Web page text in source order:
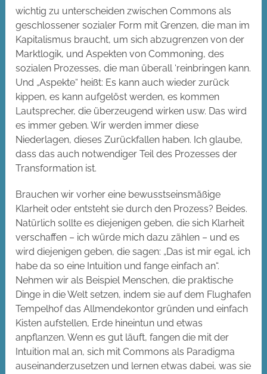
wichtig zu unterscheiden zwischen Commons als
geschlossener sozialer Form mit Grenzen, die man im
Kapitalismus braucht, um sich abzugrenzen von der
Marktlogik, und Aspekten von Commoning, des
sozialen Prozesses, die man überall ‘reinbringen kann.
Und „Aspekte“ heißt: Es kann auch wieder zurück
kippen, es kann aufgelöst werden, es kommen
Lautsprecher, die überzeugend wirken usw. Das wird
es immer geben. Wir werden immer diese
Niederlagen, dieses Zurückfallen haben. Ich glaube,
dass das auch notwendiger Teil des Prozesses der
Transformation ist.
Brauchen wir vorher eine bewusstseinsmäßige
Klarheit oder entsteht sie durch den Prozess? Beides.
Natürlich sollte es diejenigen geben, die sich Klarheit
verschaffen – ich würde mich dazu zählen – und es
wird diejenigen geben, die sagen: „Das ist mir egal, ich
habe da so eine Intuition und fange einfach an“.
Nehmen wir als Beispiel Menschen, die praktische
Dinge in die Welt setzen, indem sie auf dem Flughafen
Tempelhof das Allmendekontor gründen und einfach
Kisten aufstellen, Erde hineintun und etwas
anpflanzen. Wenn es gut läuft, fangen die mit der
Intuition mal an, sich mit Commons als Paradigma
auseinanderzusetzen und lernen etwas dabei, was sie